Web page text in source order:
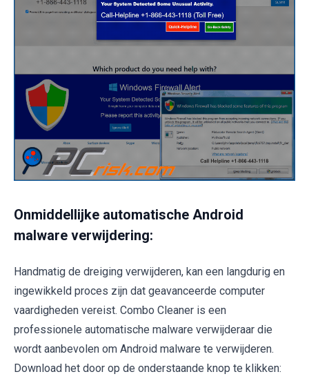
Onmiddellijke automatische Android
malware verwijdering:
Handmatig de dreiging verwijderen, kan een langdurig en
ingewikkeld proces zijn dat geavanceerde computer
vaardigheden vereist. Combo Cleaner is een
professionele automatische malware verwijderaar die
wordt aanbevolen om Android malware te verwijderen.
Download het door op de onderstaande knop te klikken: